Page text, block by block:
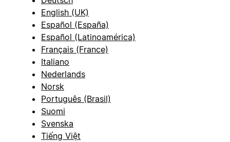
English (UK)
Español (España)
Español (Latinoamérica)
Français (France)
Italiano
Nederlands
Norsk
Português (Brasil)
Suomi
Svenska
Tiếng Việt